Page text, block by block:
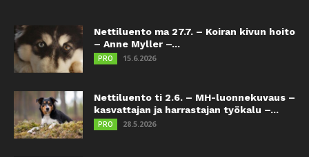
Nettiluento ma 27.7. – Koiran kivun hoito
– Anne Myller –...
PRO 15.6.2026
Nettiluento ti 2.6. – MH-luonnekuvaus –
kasvattajan ja harrastajan työkalu –...
PRO 28.5.2026